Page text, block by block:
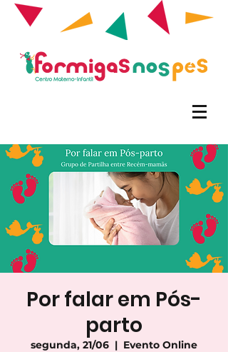
Por falar em Pós-
parto
segunda, 21/06
  |
Evento Online